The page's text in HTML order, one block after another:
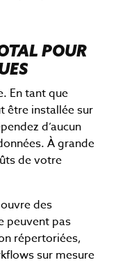
POUR
En tant que
être installée sur
d’aucun
À grande
de votre
des
peuvent pas
répertoriées,
sur mesure